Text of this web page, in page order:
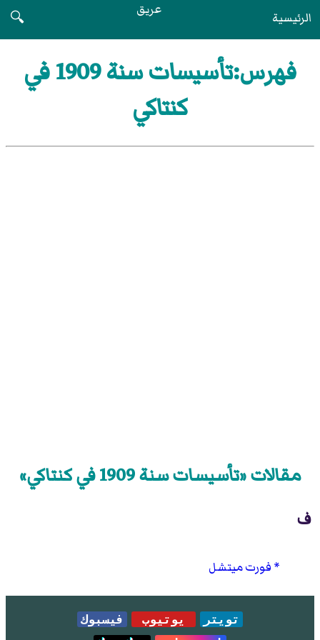
الرئيسية عريق
🔍
فهرس:تأسيسات سنة 1909 في
كنتاكي
مقالات «تأسيسات سنة 1909 في كنتاكي»
ف
فورت ميتشل
تويتر يوتيوب
فيسبوك